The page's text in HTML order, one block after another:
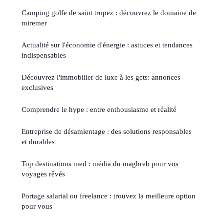
Camping golfe de saint tropez : découvrez le domaine de
miremer
Actualité sur l'économie d'énergie : astuces et tendances
indispensables
Découvrez l'immobilier de luxe à les gets: annonces
exclusives
Comprendre le hype : entre enthousiasme et réalité
Entreprise de désamientage : des solutions responsables
et durables
Top destinations med : média du maghreb pour vos
voyages rêvés
Portage salarial ou freelance : trouvez la meilleure option
pour vous